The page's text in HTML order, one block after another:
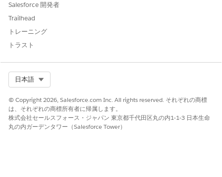
Salesforce 開発者
Trailhead
トレーニング
トラスト
日本語
© Copyright 2026, Salesforce.com Inc. All rights reserved. それぞれの商標
は、それぞれの商標所有者に帰属します。
株式会社セールスフォース・ジャパン 東京都千代田区丸の内1-1-3 日本生命
丸の内ガーデンタワー（Salesforce Tower）